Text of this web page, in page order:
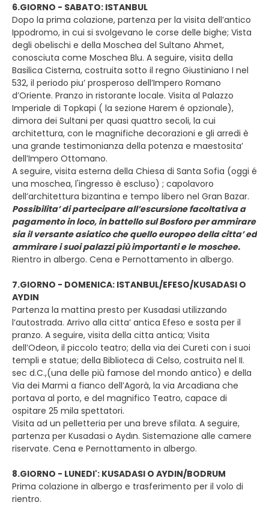
6.GIORNO - SABATO: ISTANBUL
Dopo la prima colazione, partenza per la visita dell’antico
Ippodromo, in cui si svolgevano le corse delle bighe; Vista
degli obelischi e della Moschea del Sultano Ahmet,
conosciuta come Moschea Blu. A seguire, visita della
Basilica Cisterna, costruita sotto il regno Giustiniano I nel
532, il periodo piu’ prosperoso dell’Impero Romano
d’Oriente. Pranzo in ristorante locale. Visita al Palazzo
Imperiale di Topkapi ( la sezione Harem é opzionale),
dimora dei Sultani per quasi quattro secoli, la cui
architettura, con le magnifiche decorazioni e gli arredi è
una grande testimonianza della potenza e maestosita’
dell’Impero Ottomano.
A seguire, visita esterna della Chiesa di Santa Sofia (oggi é
una moschea, l'ingresso è escluso) ; capolavoro
dell’architettura bizantina e tempo libero nel Gran Bazar.
Possibilita’ di partecipare all’escursione facoltativa a
pagamento in loco, in battello sul Bosforo per ammirare
sia il versante asiatico che quello europeo della citta’ ed
ammirare i suoi palazzi più importanti e le moschee.
Rientro in albergo. Cena e Pernottamento in albergo.
7.GIORNO - DOMENICA: ISTANBUL/EFESO/KUSADASI O
AYDIN
Partenza la mattina presto per Kusadasi utilizzando
l’autostrada. Arrivo alla citta’ antica Efeso e sosta per il
pranzo. A seguire, visita della citta antica; Visita
dell’Odeon, il piccolo teatro; della via dei Cureti con i suoi
templi e statue; della Biblioteca di Celso, costruita nel II.
sec d.C.,(una delle più famose del mondo antico) e della
Via dei Marmi a fianco dell’Agorà, la via Arcadiana che
portava al porto, e del magnifico Teatro, capace di
ospitare 25 mila spettatori.
Visita ad un pelletteria per una breve sfilata. A seguire,
partenza per Kusadasi o Aydın. Sistemazione alle camere
riservate. Cena e Pernottamento in albergo.
8.GIORNO - LUNEDI': KUSADASI O AYDIN/BODRUM
Prima colazione in albergo e trasferimento per il volo di
rientro.